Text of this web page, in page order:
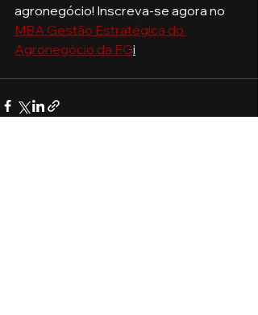
agronegócio! Inscreva-se agora no
MBA Gestão Estratégica do
Agronegócio da FGi